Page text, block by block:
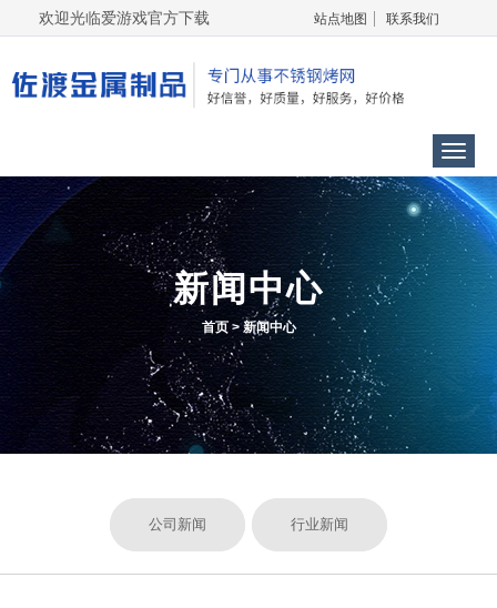
欢迎光临爱游戏官方下载 站点地图 联系我们
Menu
新闻中心
首页>新闻中心
公司新闻 行业新闻